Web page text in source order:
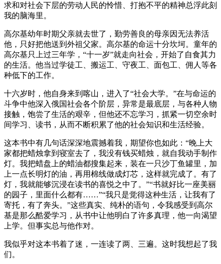
求和对社会下层的劳动人民的怜惜、打抱不平的精神总浮此刻
我的脑海里。
高尔基幼年时期父亲就去世了，勤劳善良的母亲因无法养活
他，只好把他送到外祖父家。高尔基的命运十分坎坷。童年的
高尔基只上过三年学，“十一岁”就走向社会，开始了自食其力
的生活。他当过学徒工、搬运工、守夜工、面包工、佣人等各
种低下的工作。
十六岁时，他自身来到喀山，进入了“社会大学。”在与命运的
斗争中他深入俄国社会各个阶层，异常是最底层，与各种人物
接触，饱尝了生活的艰辛，但他还不忘学习，抓紧一切空余时
间学习、读书，从而不断积累了他的社会知识和生活经验。
这本书中有几句话深深地震撼着我，期望你也如此：“晚上大
家都把蜡烛拿到寝室去了，我没有钱买蜡烛，就自我动手制作
灯。我把蜡盘上的蜡油都搜集起来，装在一只沙丁鱼罐里，加
上一点长明灯的油，再用棉线做成灯芯，这样就完成了。有了
灯，我就能够沉浸在读书的喜悦之中了。”“书就好比一座美丽
的园子，里面什么都有……”“我只是觉得这种生活，让我有了
寄托，有了奔头。”这些真实、纯朴的语句，令我感受到高尔
基是那么酷爱学习，从书中让他明白了许多真理，他一向渴望
上学。但事实总与他作对。
我似乎对这本书着了迷，一连读了两、三遍。这时我想起了我
们。